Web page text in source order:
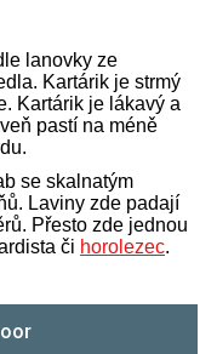
lanovky ze
Kartárik je strmý
Kartárik je lákavý a
pastí na méně
se skalnatým
Laviny zde padají
Přesto zde jednou
či horolezec.